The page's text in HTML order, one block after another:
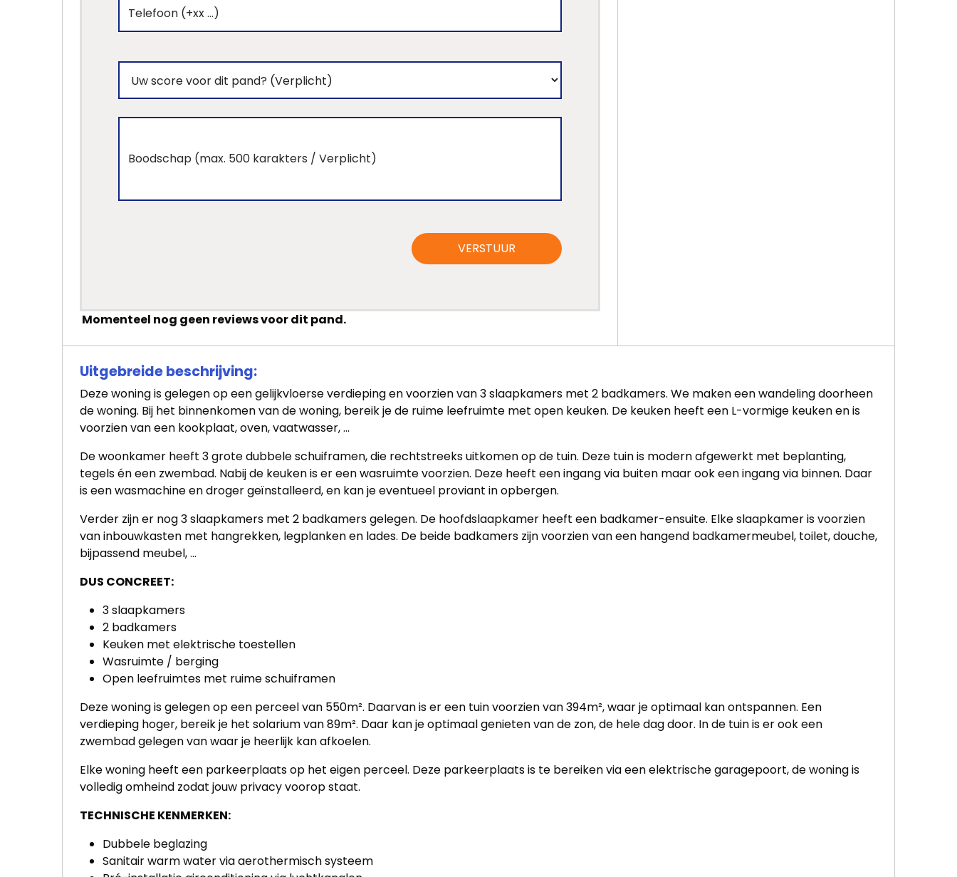
VERSTUUR
Momenteel nog geen reviews voor dit pand.
Uitgebreide beschrijving:
Deze woning is gelegen op een gelijkvloerse verdieping en voorzien van 3 slaapkamers met 2 badkamers. We maken een wandeling doorheen
de woning. Bij het binnenkomen van de woning, bereik je de ruime leefruimte met open keuken. De keuken heeft een L-vormige keuken en is
voorzien van een kookplaat, oven, vaatwasser, ...
De woonkamer heeft 3 grote dubbele schuiframen, die rechtstreeks uitkomen op de tuin. Deze tuin is modern afgewerkt met beplanting,
tegels én een zwembad. Nabij de keuken is er een wasruimte voorzien. Deze heeft een ingang via buiten maar ook een ingang via binnen. Daar
is een wasmachine en droger geïnstalleerd, en kan je eventueel proviant in opbergen.
Verder zijn er nog 3 slaapkamers met 2 badkamers gelegen. De hoofdslaapkamer heeft een badkamer-ensuite. Elke slaapkamer is voorzien
van inbouwkasten met hangrekken, legplanken en lades. De beide badkamers zijn voorzien van een hangend badkamermeubel, toilet, douche,
bijpassend meubel, ...
DUS CONCREET:
3 slaapkamers
2 badkamers
Keuken met elektrische toestellen
Wasruimte / berging
Open leefruimtes met ruime schuiframen
Deze woning is gelegen op een perceel van 550m². Daarvan is er een tuin voorzien van 394m², waar je optimaal kan ontspannen. Een
verdieping hoger, bereik je het solarium van 89m². Daar kan je optimaal genieten van de zon, de hele dag door. In de tuin is er ook een
zwembad gelegen van waar je heerlijk kan afkoelen.
Elke woning heeft een parkeerplaats op het eigen perceel. Deze parkeerplaats is te bereiken via een elektrische garagepoort, de woning is
volledig omheind zodat jouw privacy voorop staat.
TECHNISCHE KENMERKEN:
Dubbele beglazing
Sanitair warm water via aerothermisch systeem